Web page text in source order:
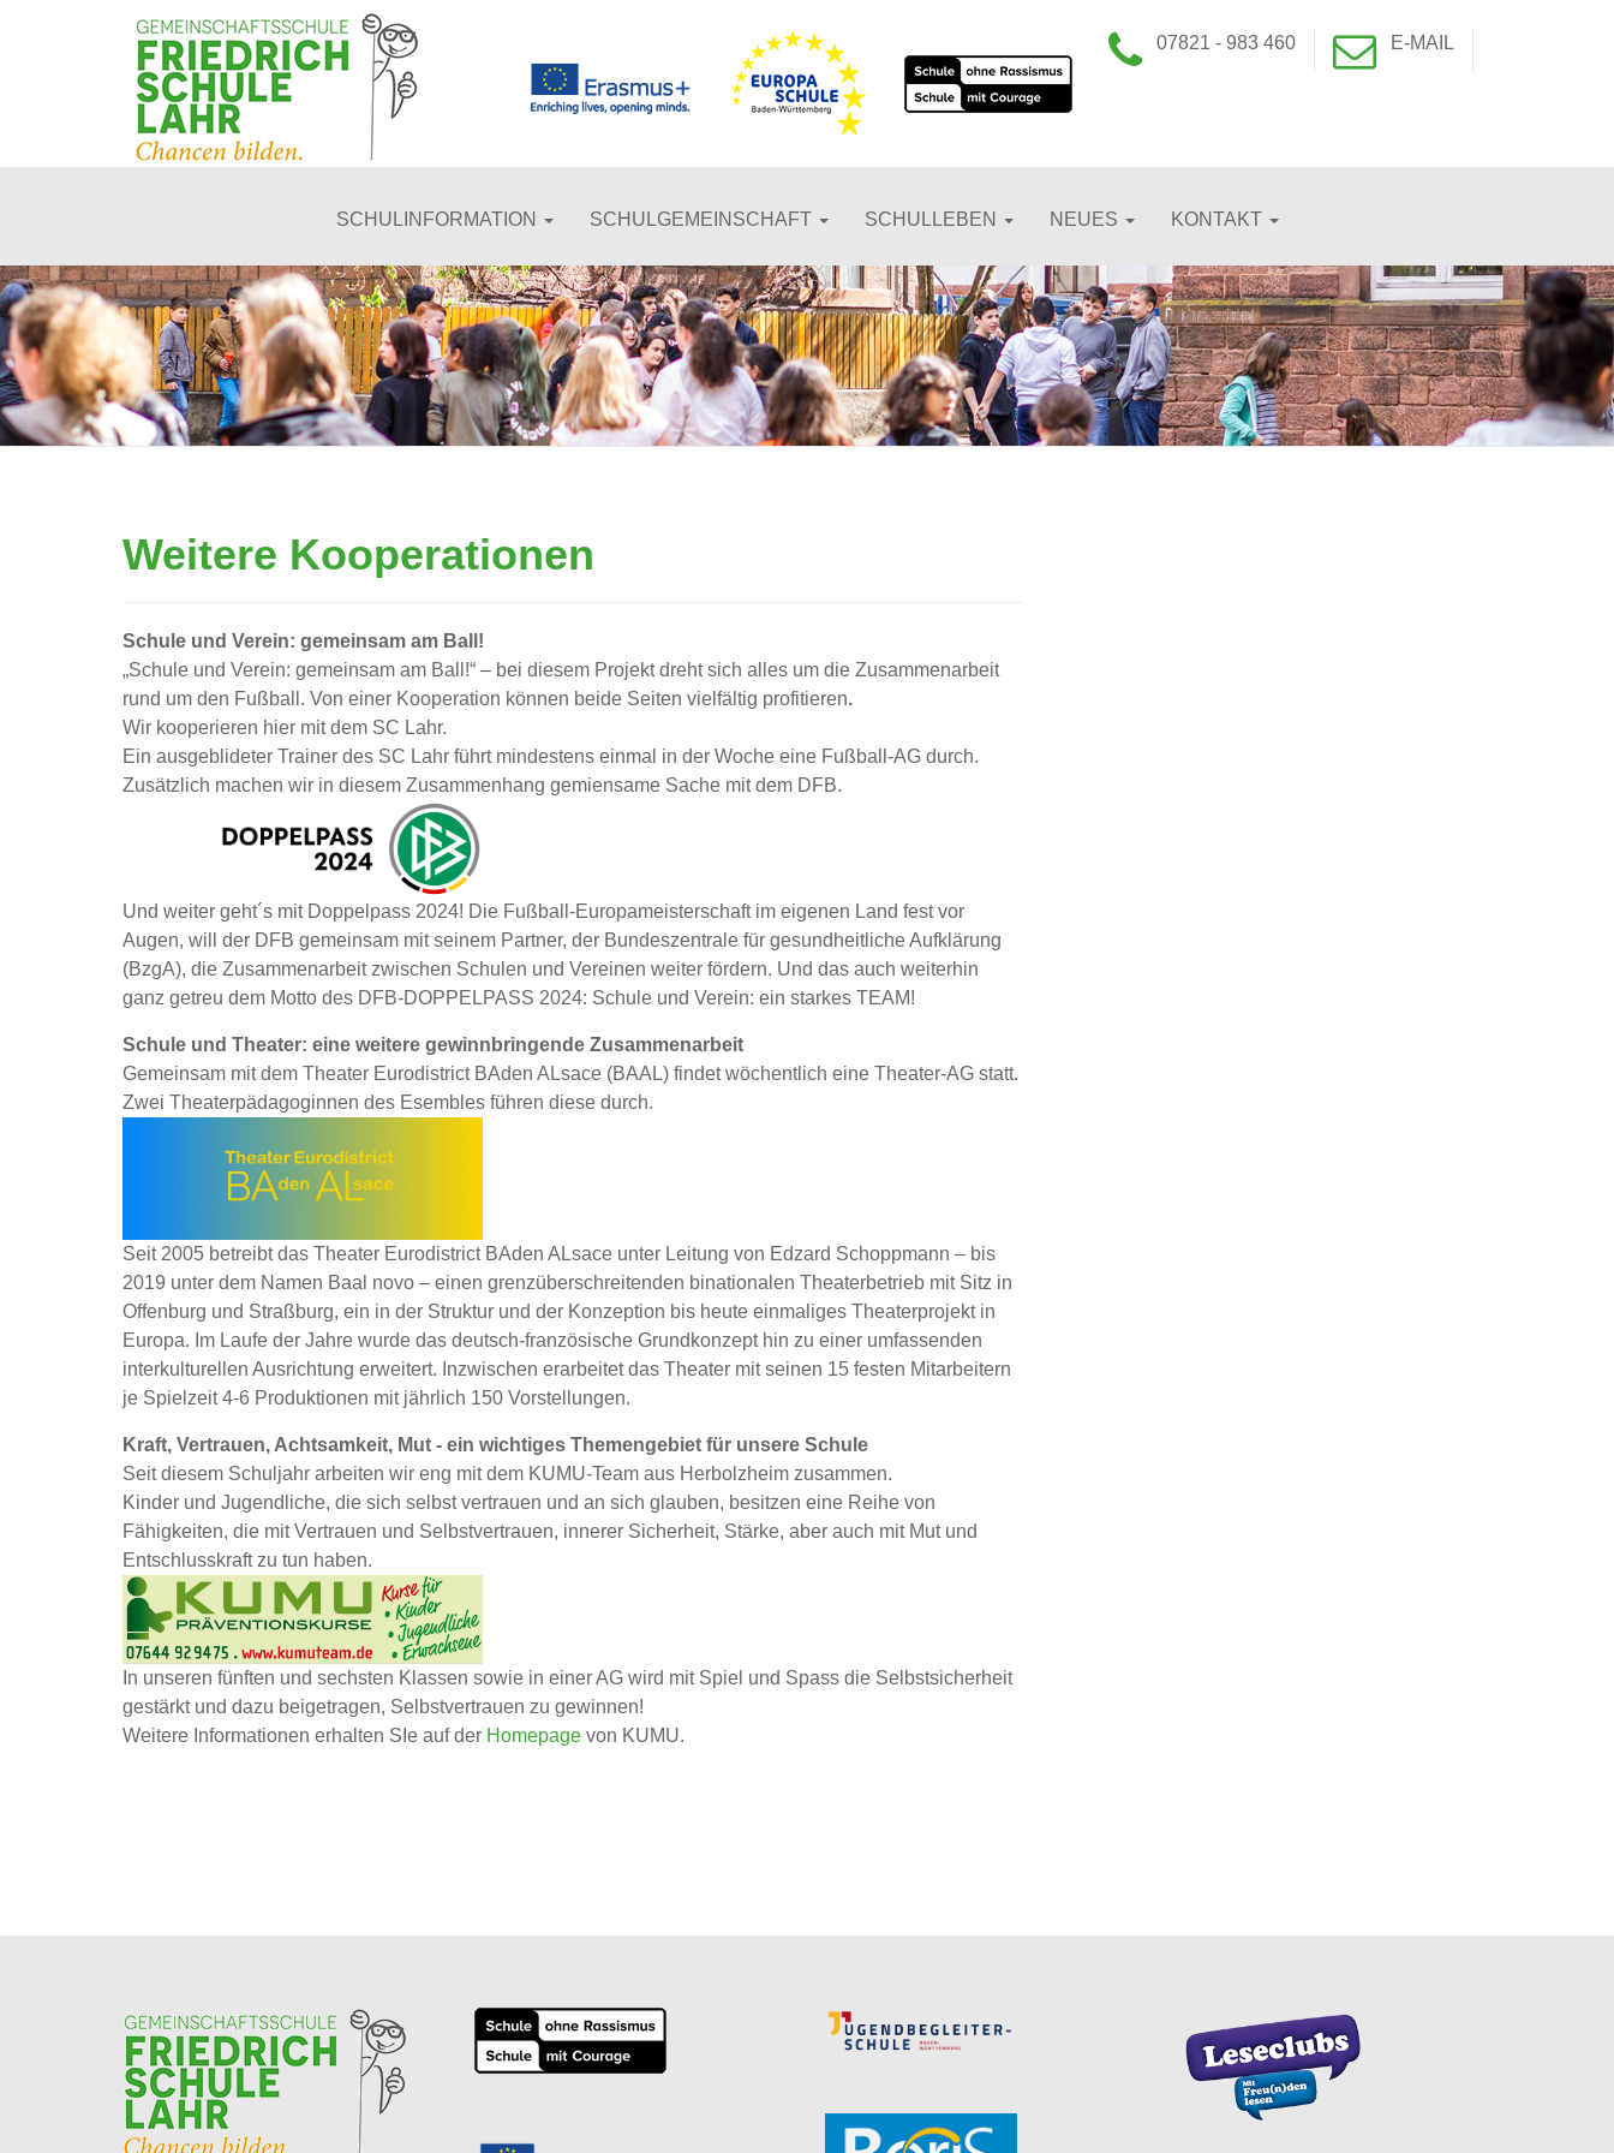
07821 - 983 460 E-MAIL
SCHULINFORMATION SCHULGEMEINSCHAFT SCHULLEBEN NEUES KONTAKT
Weitere Kooperationen
Schule und Verein: gemeinsam am Ball!
„Schule und Verein: gemeinsam am Ball!“ – bei diesem Projekt dreht sich alles um die Zusammenarbeit
rund um den Fußball. Von einer Kooperation können beide Seiten vielfältig profitieren.
Wir kooperieren hier mit dem SC Lahr.
Ein ausgeblideter Trainer des SC Lahr führt mindestens einmal in der Woche eine Fußball-AG durch.
Zusätzlich machen wir in diesem Zusammenhang gemiensame Sache mit dem DFB.
Und weiter geht´s mit Doppelpass 2024! Die Fußball-Europameisterschaft im eigenen Land fest vor
Augen, will der DFB gemeinsam mit seinem Partner, der Bundeszentrale für gesundheitliche Aufklärung
(BzgA), die Zusammenarbeit zwischen Schulen und Vereinen weiter fördern. Und das auch weiterhin
ganz getreu dem Motto des DFB-DOPPELPASS 2024: Schule und Verein: ein starkes TEAM!
Schule und Theater: eine weitere gewinnbringende Zusammenarbeit
Gemeinsam mit dem Theater Eurodistrict BAden ALsace (BAAL) findet wöchentlich eine Theater-AG statt.
Zwei Theaterpädagoginnen des Esembles führen diese durch.
Seit 2005 betreibt das Theater Eurodistrict BAden ALsace unter Leitung von Edzard Schoppmann – bis
2019 unter dem Namen Baal novo – einen grenzüberschreitenden binationalen Theaterbetrieb mit Sitz in
Offenburg und Straßburg, ein in der Struktur und der Konzeption bis heute einmaliges Theaterprojekt in
Europa. Im Laufe der Jahre wurde das deutsch-französische Grundkonzept hin zu einer umfassenden
interkulturellen Ausrichtung erweitert. Inzwischen erarbeitet das Theater mit seinen 15 festen Mitarbeitern
je Spielzeit 4-6 Produktionen mit jährlich 150 Vorstellungen.
Kraft, Vertrauen, Achtsamkeit, Mut - ein wichtiges Themengebiet für unsere Schule
Seit diesem Schuljahr arbeiten wir eng mit dem KUMU-Team aus Herbolzheim zusammen.
Kinder und Jugendliche, die sich selbst vertrauen und an sich glauben, besitzen eine Reihe von
Fähigkeiten, die mit Vertrauen und Selbstvertrauen, innerer Sicherheit, Stärke, aber auch mit Mut und
Entschlusskraft zu tun haben.
In unseren fünften und sechsten Klassen sowie in einer AG wird mit Spiel und Spass die Selbstsicherheit
gestärkt und dazu beigetragen, Selbstvertrauen zu gewinnen!
Weitere Informationen erhalten SIe auf der Homepage von KUMU.